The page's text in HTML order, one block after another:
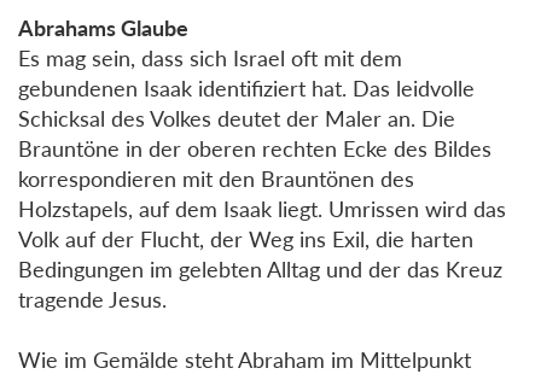
Abrahams Glaube
Es mag sein, dass sich Israel oft mit dem
gebundenen Isaak identifiziert hat. Das leidvolle
Schicksal des Volkes deutet der Maler an. Die
Brauntöne in der oberen rechten Ecke des Bildes
korrespondieren mit den Brauntönen des
Holzstapels, auf dem Isaak liegt. Umrissen wird das
Volk auf der Flucht, der Weg ins Exil, die harten
Bedingungen im gelebten Alltag und der das Kreuz
tragende Jesus.
Wie im Gemälde steht Abraham im Mittelpunkt